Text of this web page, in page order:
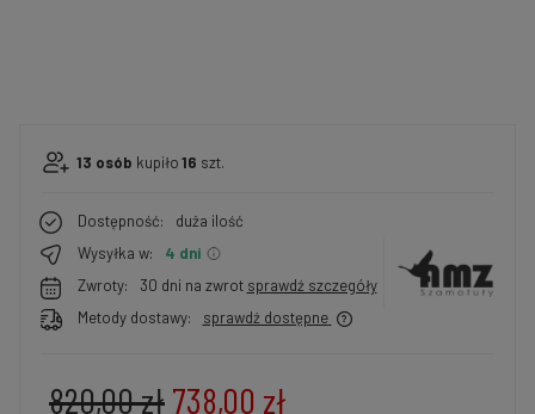
13 osób kupiło16 szt.
Dostępność:
duża ilość
Wysyłka w:
4 dni
Zwroty:
30 dni na zwrot sprawdź szczegóły
Metody dostawy:
sprawdź dostępne
738,00 zł
820,00 zł